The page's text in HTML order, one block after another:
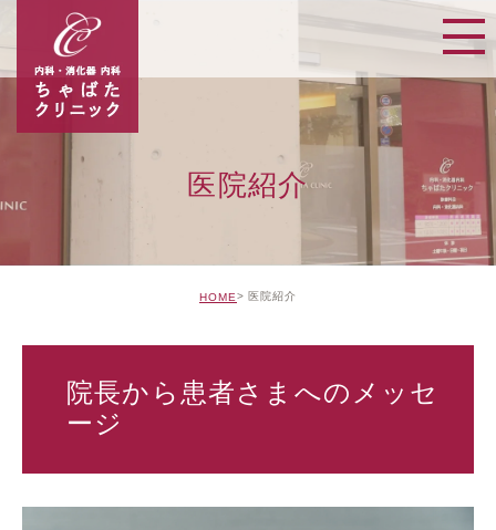
医院紹介
HOME 医院紹介
院長から患者さまへのメッセ
ージ